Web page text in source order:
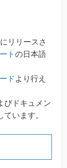
リリースさ
ト の日本語
ド より行え
びドキュメン
います。